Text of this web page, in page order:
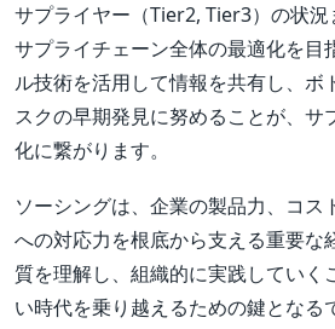
サプライヤー（Tier2, Tier3）の状況
サプライチェーン全体の最適化を目
ル技術を活用して情報を共有し、ボ
スクの早期発見に努めることが、サ
化に繋がります。
ソーシングは、企業の製品力、コス
への対応力を根底から支える重要な
質を理解し、組織的に実践していく
い時代を乗り越えるための鍵となる